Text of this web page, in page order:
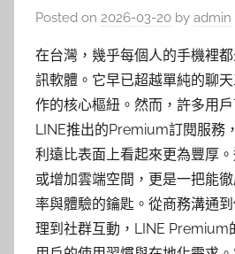
Posted on 2026-03-20 by admin
在台灣，幾乎每個人的手機裡
訊軟體。它早已超越單純的聊
作的核心樞紐。然而，許多用戶
LINE推出的Premium訂閱服務
利遠比表面上看起來更為豐厚
或增加雲端空間，更是一把能
率與體驗的鑰匙。從商務溝通
理到社群互動，LINE Premium